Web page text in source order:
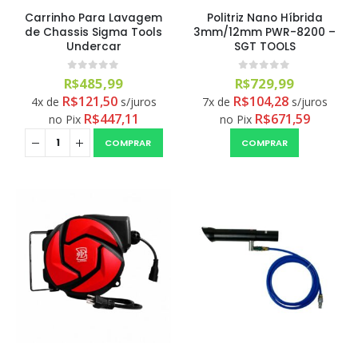
Carrinho Para Lavagem
de Chassis Sigma Tools
Undercar
0out of 5
R$485,99
4x de R$121,50 s/juros
no Pix R$447,11
COMPRAR
Politriz Nano Híbrida
3mm/12mm PWR-8200 –
SGT TOOLS
0out of 5
R$729,99
7x de R$104,28 s/juros
no Pix R$671,59
COMPRAR